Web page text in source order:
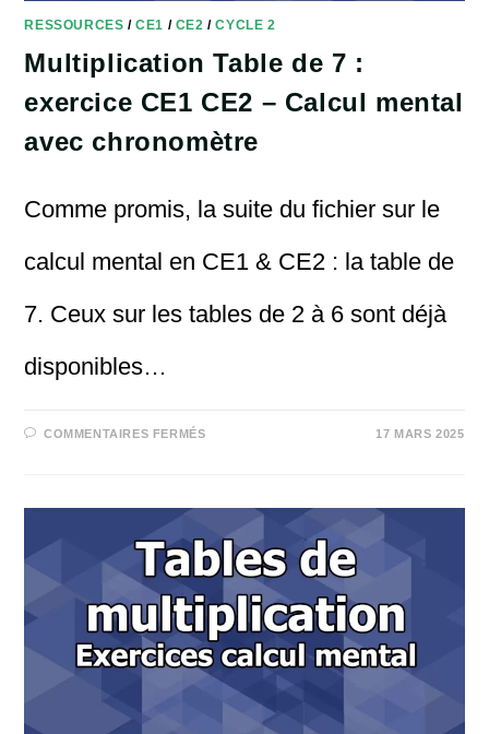
RESSOURCES /CE1 / CE2 /CYCLE 2
Multiplication Table de 7 :
exercice CE1 CE2 – Calcul mental
avec chronomètre
Comme promis, la suite du fichier sur le
calcul mental en CE1 & CE2 : la table de
7. Ceux sur les tables de 2 à 6 sont déjà
disponibles…
COMMENTAIRES FERMÉSSUR
EXERCICE
CE2
–
CALCUL
MENTAL
AVEC
CHRONOMÈTRE
17 MARS 2025